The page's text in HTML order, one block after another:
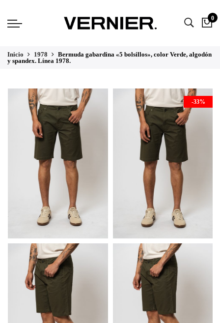
0
Inicio 1978
Bermuda gabardina «5 bolsillos», color Verde, algodón
y spandex. Línea 1978.
-33%